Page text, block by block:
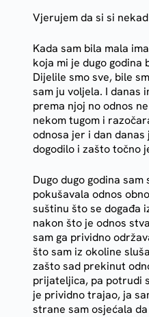
Vjerujem da si si
Kada sam bila mala
koja mi je dugo
Dijelile smo sve, bile
sam ju voljela. I danas
prema njoj no odnos
nekom tugom i
odnosa jer i dan
dogodilo i zašto točno
Dugo dugo godina
pokušavala odnos
suštinu što se događa
nakon što je odnos
sam ga prividno
što sam iz okoline
zašto sad prekinut
prijateljica, pa potrudi
je prividno trajao, ja
strane sam osjećala